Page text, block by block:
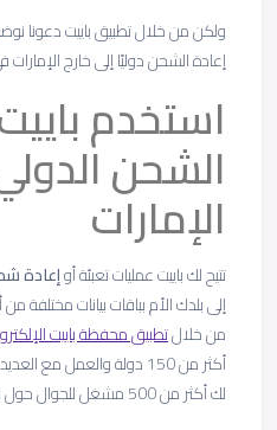
ولكن من خلال تطبيق باييت دعونا
إعادة الشحن دوليًا إلى خارج
استخدم
الشحن
الإمارات
تتيح لك باييت عمليات تعبئة أوإعادة
إلى بلدك الأم بباقات بيانات
من خلالتطبيق محفظة باييت
أكثر من 150 دولة والعمل
لك أكثر من 500 مشغل للجوال حول العالم للاختيار من بينهم.